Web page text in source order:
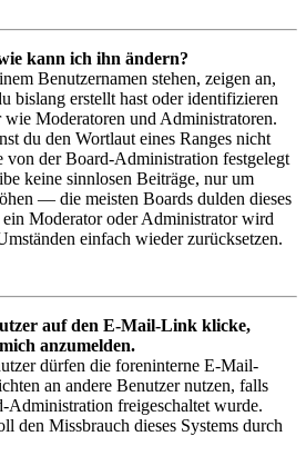
kann ich ihn ändern?
Benutzernamen stehen, zeigen an,
bislang erstellt hast oder identifizieren
wie Moderatoren und Administratoren.
du den Wortlaut eines Ranges nicht
von der Board-Administration festgelegt
keine sinnlosen Beiträge, nur um
— die meisten Boards dulden dieses
Moderator oder Administrator wird
einfach wieder zurücksetzen.
auf den E-Mail-Link klicke,
anzumelden.
dürfen die foreninterne E-Mail-
an andere Benutzer nutzen, falls
Administration freigeschaltet wurde.
den Missbrauch dieses Systems durch